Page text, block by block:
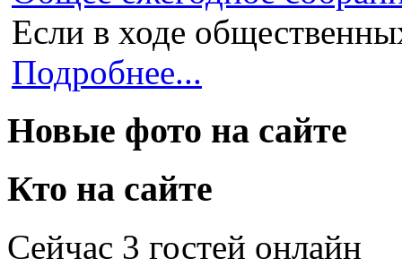
Если в ходе
Подробнее...
Новые фото на сайте
Кто на сайте
Сейчас 3 гостей онлайн